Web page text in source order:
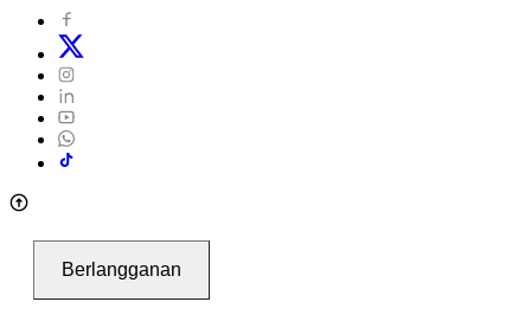
Berlangganan